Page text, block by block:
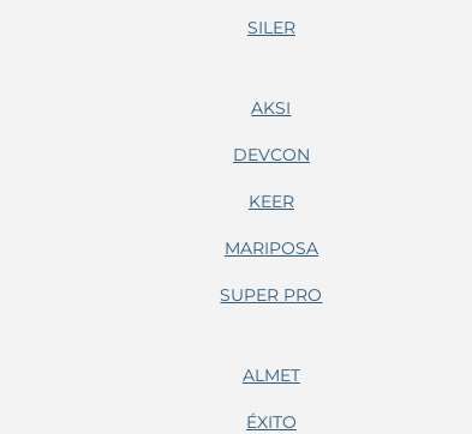
SILER
AKSI
DEVCON
KEER
MARIPOSA
SUPER PRO
ALMET
ÉXITO